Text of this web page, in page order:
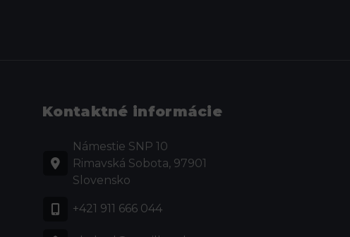
Kontaktné informácie
Námestie SNP 10
Rimavská Sobota, 97901
Slovensko
+421 911 666 044